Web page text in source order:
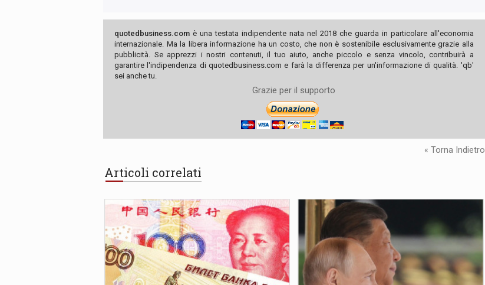
quotedbusiness.com è una testata indipendente nata nel 2018 che guarda in particolare all'economia
internazionale. Ma la libera informazione ha un costo, che non è sostenibile esclusivamente grazie alla
pubblicità. Se apprezzi i nostri contenuti, il tuo aiuto, anche piccolo e senza vincolo, contribuirà a
garantire l'indipendenza di quotedbusiness.com e farà la differenza per un'informazione di qualità. 'qb'
sei anche tu.
Grazie per il supporto
« Torna Indietro
Articoli correlati